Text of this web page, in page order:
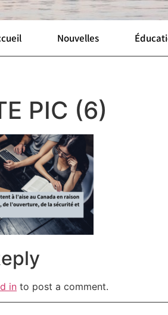
Nouvelles
PIC (6)
in to post a comment.